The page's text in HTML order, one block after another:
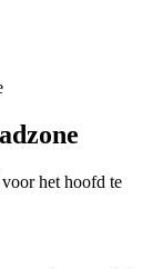
het hoofd te